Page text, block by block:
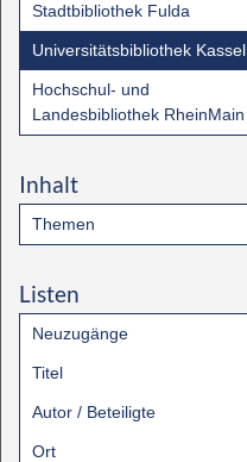
Stadtbibliothek Fulda
Universitätsbibliothek Kassel
Hochschul- und
Landesbibliothek RheinMain
Inhalt
Themen
Listen
Neuzugänge
Titel
Autor / Beteiligte
Ort